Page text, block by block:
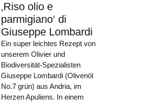
‚Riso olio e
parmigiano‘ di
Giuseppe Lombardi
Ein super leichtes Rezept von
unserem Olivier und
Biodiversität-Spezialisten
Giuseppe Lombardi (Olivenöl
No.7 grün) aus Andria, im
Herzen Apuliens. In einem